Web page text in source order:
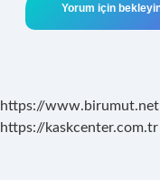
https://www.birumut.net
https://kaskcenter.com.tr